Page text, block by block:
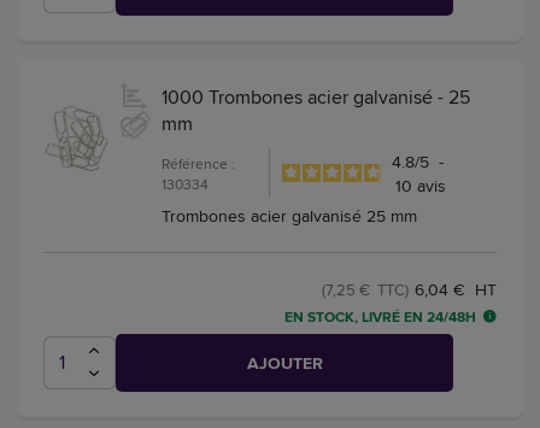
1000 Trombones acier galvanisé - 25
mm
Référence :
130334
4.8/5 -
10 avis
Trombones acier galvanisé 25 mm
6,04 € HT
(7,25 € TTC)
EN STOCK, LIVRÉ EN 24/48H
AJOUTER